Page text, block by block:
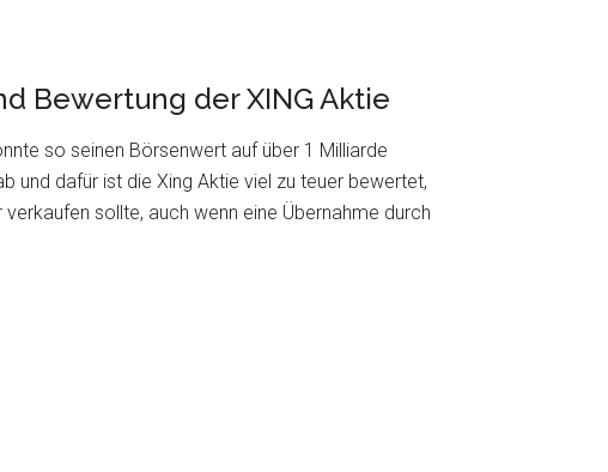
Bewertung der XING Aktie
so seinen Börsenwert auf über 1 Milliarde
und dafür ist die Xing Aktie viel zu teuer bewertet,
sollte, auch wenn eine Übernahme durch